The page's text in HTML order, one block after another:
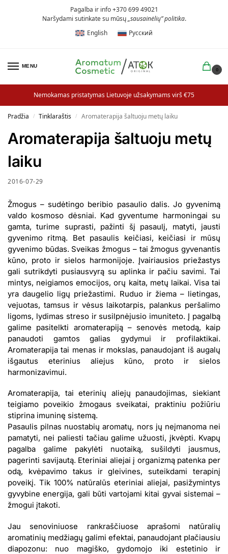
Pagalba ir info +370 699 49021
Naršydami sutinkate su mūsų„sausainėlių” politika.
English
Русский
MENU
0
Nemokamas pristatymas Lietuvoje užsakymams virš €75
Pradžia / Tinklaraštis / Aromaterapija šaltuoju metų laiku
Aromaterapija šaltuoju metų
laiku
2016-07-29
Žmogus – sudėtingo beribio pasaulio dalis. Jo gyvenimą
valdo kosmoso dėsniai. Kad gyventume harmoningai su
gamta, turime suprasti, pažinti šį pasaulį, matyti, jausti
gyvenimo ritmą. Bet pasaulis keičiasi, keičiasi ir mūsų
gyvenimo būdas. Sveikas žmogus – tai žmogus gyvenantis
kūno, proto ir sielos harmonijoje. Įvairiausios priežastys
gali sutrikdyti pusiausvyrą su aplinka ir pačiu savimi. Tai
mintys, neigiamos emocijos, orų kaita, metų laikai. Visa tai
yra daugelio ligų priežastimi. Ruduo ir žiema – lietingas,
vejuotas, tamsus ir vėsus laikotarpis, palankus peršalimo
ligoms, lydimas streso ir susilpnėjusio imuniteto. Į pagalbą
galime pasitelkti aromaterapiją – senovės metodą, kaip
panaudoti gamtos galias gydymui ir profilaktikai.
Aromaterapija tai menas ir mokslas, panaudojant iš augalų
išgautus eterinius aliejus kūno, proto ir sielos
harmonizavimui.
Aromaterapija, tai eterinių aliejų panaudojimas, siekiant
teigiamo poveikio žmogaus sveikatai, praktiniu požiūriu
stiprina imuninę sistemą.
Pasaulis pilnas nuostabių aromatų, nors jų neįmanoma nei
pamatyti, nei paliesti tačiau galime užuosti, įkvėpti. Kvapų
pagalba galime pakylėti nuotaiką, sušildyti jausmus,
pagerinti savijautą. Eteriniai aliejai į organizmą patenka per
odą, kvėpavimo takus ir gleivines, suteikdami terapinį
poveikį. Tik 100% natūralūs eteriniai aliejai, pasižymintys
gyvybine energija, gali būti vartojami kitai gyvai sistemai –
žmogui įtakoti.
Jau senoviniuose rankraščiuose aprašomi natūralių
aromatinių medžiagų galimi efektai, panaudojant plačiausiu
diapozonu: nuo magiško, gydomojo iki estetinio ir